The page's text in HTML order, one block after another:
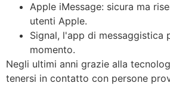
Apple iMessage: sicura ma
utenti Apple.
Signal, l'app di messaggistica
momento.
Negli ultimi anni grazie alla
tenersi in contatto con persone